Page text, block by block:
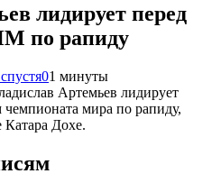
лидирует перед
по рапиду
01 минуты
Артемьев лидирует
мира по рапиду,
Катара Дохе.